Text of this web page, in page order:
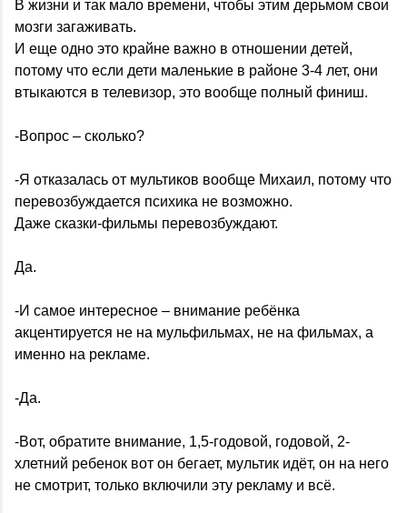
В жизни и так мало времени, чтобы этим дерьмом свои
мозги загаживать.
И еще одно это крайне важно в отношении детей,
потому что если дети маленькие в районе 3-4 лет, они
втыкаются в телевизор, это вообще полный финиш.
-Вопрос – сколько?
-Я отказалась от мультиков вообще Михаил, потому что
перевозбуждается психика не возможно.
Даже сказки-фильмы перевозбуждают.
Да.
-И самое интересное – внимание ребёнка
акцентируется не на мульфильмах, не на фильмах, а
именно на рекламе.
-Да.
-Вот, обратите внимание, 1,5-годовой, годовой, 2-
хлетний ребенок вот он бегает, мультик идёт, он на него
не смотрит, только включили эту рекламу и всё.